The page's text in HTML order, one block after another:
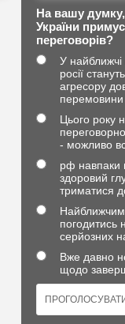
На вашу думку,
України
переговорів?
У найближчі
росії
агресору
перемовини
Цього року
- можливо
рф навпаки
здоровий
триматися
погодитись
серйозних
Вже давно
щодо